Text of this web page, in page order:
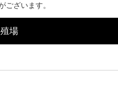
ございます。
場